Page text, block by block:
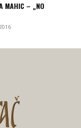
MAHIC – „NO